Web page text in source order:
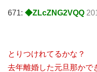
671: ◆ZLcZNG2VQQ
とりつけれてるかな？
去年離婚した元旦那かで